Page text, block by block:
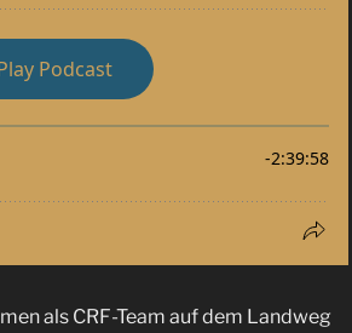
als CRF-Team auf dem Landweg